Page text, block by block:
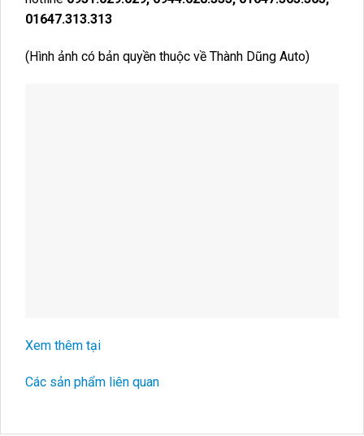
01647.313.313
(Hình ảnh có bản quyền thuộc về Thành Dũng Auto)
Xem thêm tại
Các sản phẩm liên quan